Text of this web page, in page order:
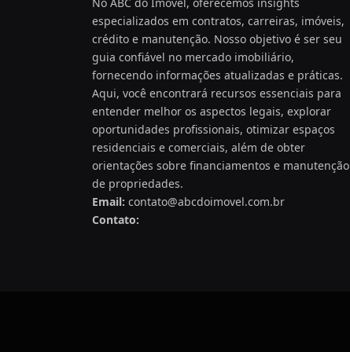
especializados em contratos, carreiras, imóveis,
crédito e manutenção. Nosso objetivo é ser seu
guia confiável no mercado imobiliário,
fornecendo informações atualizadas e práticas.
Aqui, você encontrará recursos essenciais para
entender melhor os aspectos legais, explorar
oportunidades profissionais, otimizar espaços
residenciais e comerciais, além de obter
orientações sobre financiamentos e manutenção
de propriedades.
Email: contato@abcdoimovel.com.br
Contato: